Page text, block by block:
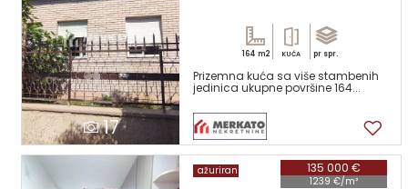
17
164 m2 KUĆA pr spr.
Prizemna kuća sa više stambenih
jedinica ukupne površine 164...
135 000 €
1239 €/m²
ažuriran